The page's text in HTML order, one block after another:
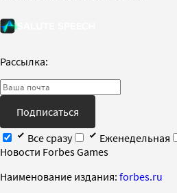
Рассылка:
Подписаться
Все сразу
Еженедельная
Новости Forbes Games
Наименование издания: forbes.ru